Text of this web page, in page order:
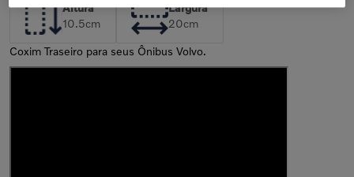
Coxim Traseiro para seus Ônibus Volvo.
Altura
10.5cm
Largura
20cm